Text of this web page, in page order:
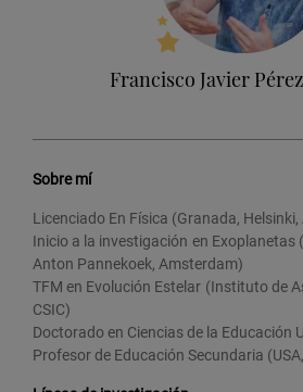
Francisco Javier
Sobre mí
Licenciado En Física (Granada,
Inicio a la investigación en
Anton Pannekoek, Amsterdam)
TFM en Evolución Estelar (Instituto de
CSIC)
Doctorado en Ciencias de la Educación
Profesor de Educación Secundaria